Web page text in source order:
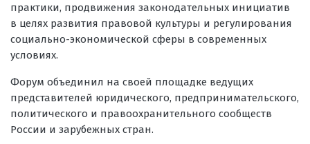
практики, продвижения законодательных инициатив
в целях развития правовой культуры и регулирования
социально-экономической сферы в современных
условиях.
Форум объединил на своей площадке ведущих
представителей юридического, предпринимательского,
политического и правоохранительного сообществ
России и зарубежных стран.